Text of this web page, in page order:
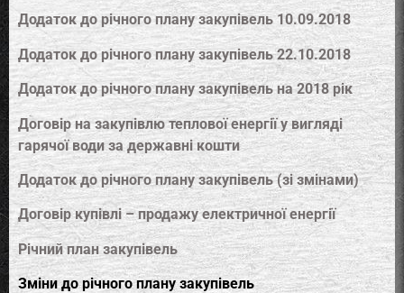
Додаток до річного плану закупівель 10.09.2018
Додаток до річного плану закупівель 22.10.2018
Додаток до річного плану закупівель на 2018 рік
Договір на закупівлю теплової енергії у вигляді
гарячої води за державні кошти
Додаток до річного плану закупівель (зі змінами)
Договір купівлі – продажу електричної енергії
Річний план закупівель
Зміни до річного плану закупівель